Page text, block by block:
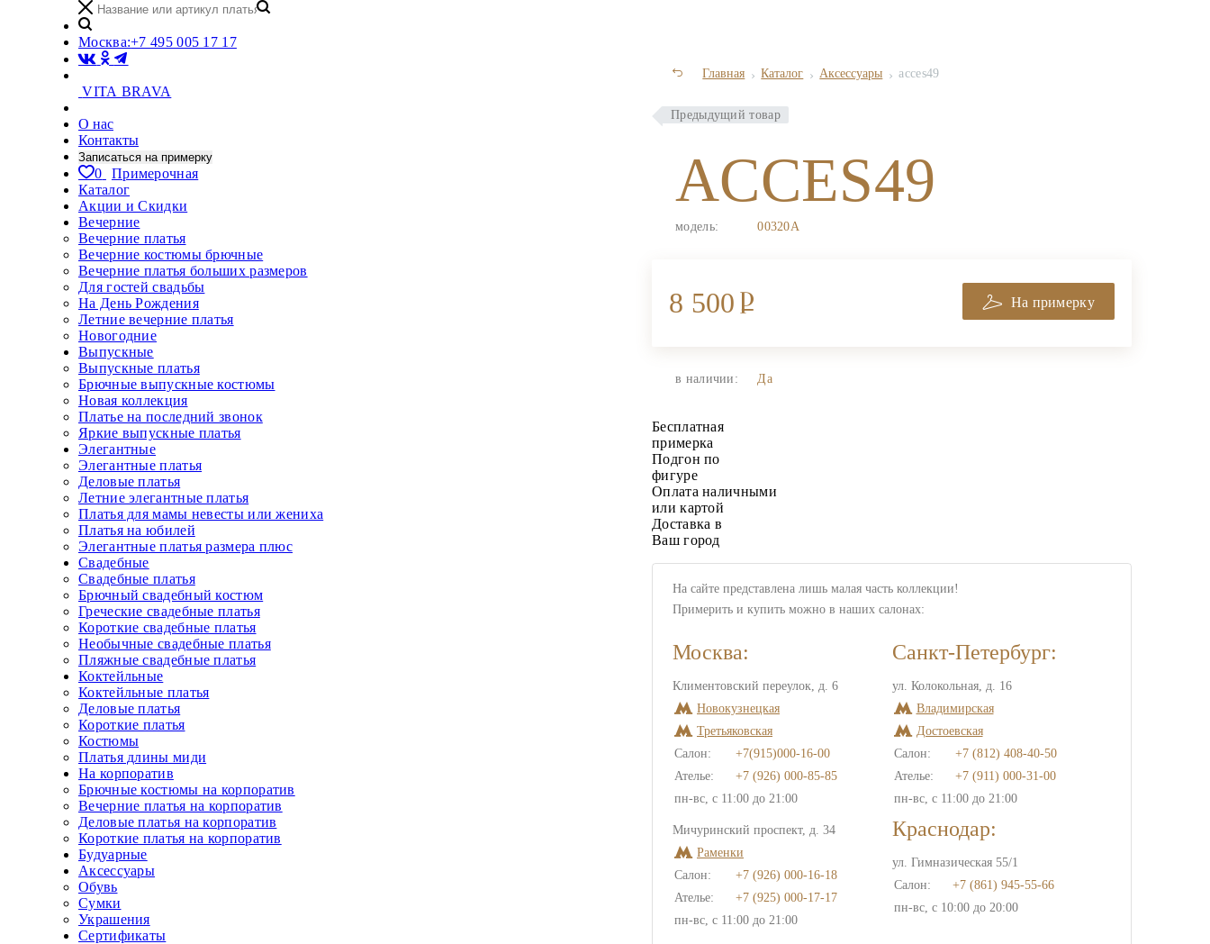
Москва:+7 495 005 17 17
VITA BRAVA
О нас
Контакты
Записаться на примерку
0
Примерочная
Каталог
Акции и Скидки
Вечерние
Вечерние платья
Вечерние костюмы брючные
Вечерние платья больших размеров
Для гостей свадьбы
На День Рождения
Летние вечерние платья
Новогодние
Выпускные
Выпускные платья
Брючные выпускные костюмы
Новая коллекция
Платье на последний звонок
Яркие выпускные платья
Элегантные
Элегантные платья
Деловые платья
Летние элегантные платья
Платья для мамы невесты или жениха
Платья на юбилей
Элегантные платья размера плюс
Свадебные
Свадебные платья
Брючный свадебный костюм
Греческие свадебные платья
Короткие свадебные платья
Необычные свадебные платья
Пляжные свадебные платья
Коктейльные
Коктейльные платья
Деловые платья
Короткие платья
Костюмы
Платья длины миди
На корпоратив
Брючные костюмы на корпоратив
Вечерние платья на корпоратив
Деловые платья на корпоратив
Короткие платья на корпоратив
Будуарные
Аксессуары
Обувь
Сумки
Украшения
Сертификаты
Главная Каталог Аксессуары acces49
Предыдущий товар
ACCES49
модель: 00320A
8 500 На примерку
в наличии: Да
Бесплатная
примерка
Подгон по
фигуре
Оплата наличными
или картой
Доставка в
Ваш город
На сайте представлена лишь малая часть коллекции!
Примерить и купить можно в наших салонах:
Москва:
Климентовский переулок, д. 6
Новокузнецкая
Третьяковская
Салон:
+7(915)000-16-00
Ателье:
+7 (926) 000-85-85
пн-вс, с 11:00 до 21:00
Санкт-Петербург:
ул. Колокольная, д. 16
Владимирская
Достоевская
Салон:
+7 (812) 408-40-50
Ателье:
+7 (911) 000-31-00
пн-вс, с 11:00 до 21:00
Мичуринский проспект, д. 34
Раменки
Салон:
+7 (926) 000-16-18
Ателье:
+7 (925) 000-17-17
пн-вс, с 11:00 до 21:00
Краснодар:
ул. Гимназическая 55/1
Салон:
+7 (861) 945-55-66
пн-вс, с 10:00 до 20:00